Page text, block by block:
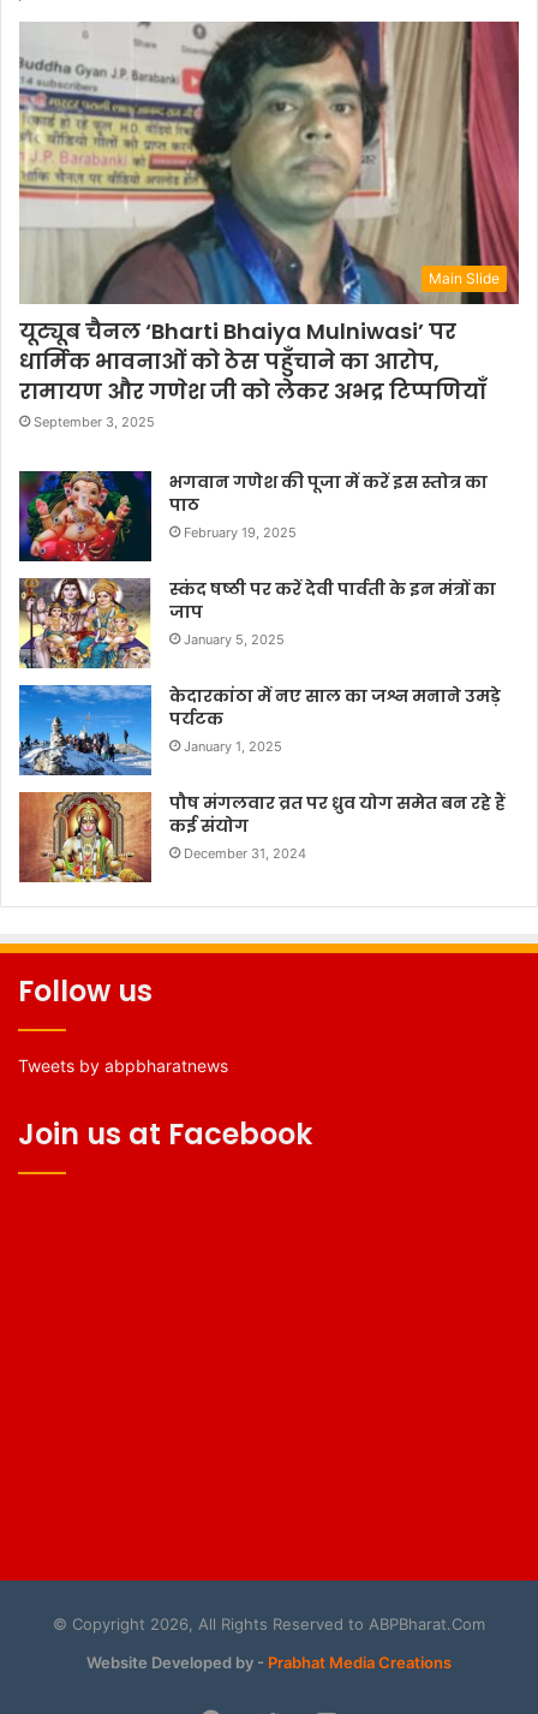
Main Slide
यूट्यूब चैनल ‘Bharti Bhaiya Mulniwasi’ पर
धार्मिक भावनाओं को ठेस पहुँचाने का आरोप,
रामायण और गणेश जी को लेकर अभद्र टिप्पणियाँ
September 3, 2025
भगवान गणेश की पूजा में करें इस स्तोत्र का
पाठ
February 19, 2025
स्कंद षष्ठी पर करें देवी पार्वती के इन मंत्रों का
जाप
January 5, 2025
केदारकांठा में नए साल का जश्न मनाने उमड़े
पर्यटक
January 1, 2025
पौष मंगलवार व्रत पर ध्रुव योग समेत बन रहे हैं
कई संयोग
December 31, 2024
Follow us
Tweets by abpbharatnews
Join us at Facebook
© Copyright 2026, All Rights Reserved to ABPBharat.Com
Website Developed by - Prabhat Media Creations